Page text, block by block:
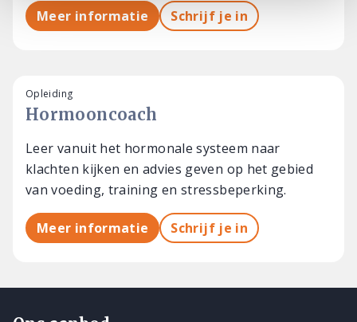
Meer informatie Schrijf je in
Hormooncoach
Opleiding
Leer vanuit het hormonale systeem naar
klachten kijken en advies geven op het gebied
van voeding, training en stressbeperking.
Meer informatie Schrijf je in